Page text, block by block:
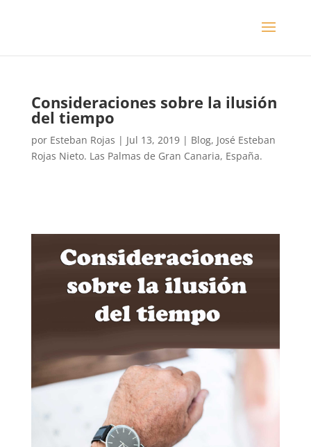
Consideraciones sobre la ilusión
del tiempo
por Esteban Rojas | Jul 13, 2019| Blog, José Esteban
Rojas Nieto. Las Palmas de Gran Canaria, España.